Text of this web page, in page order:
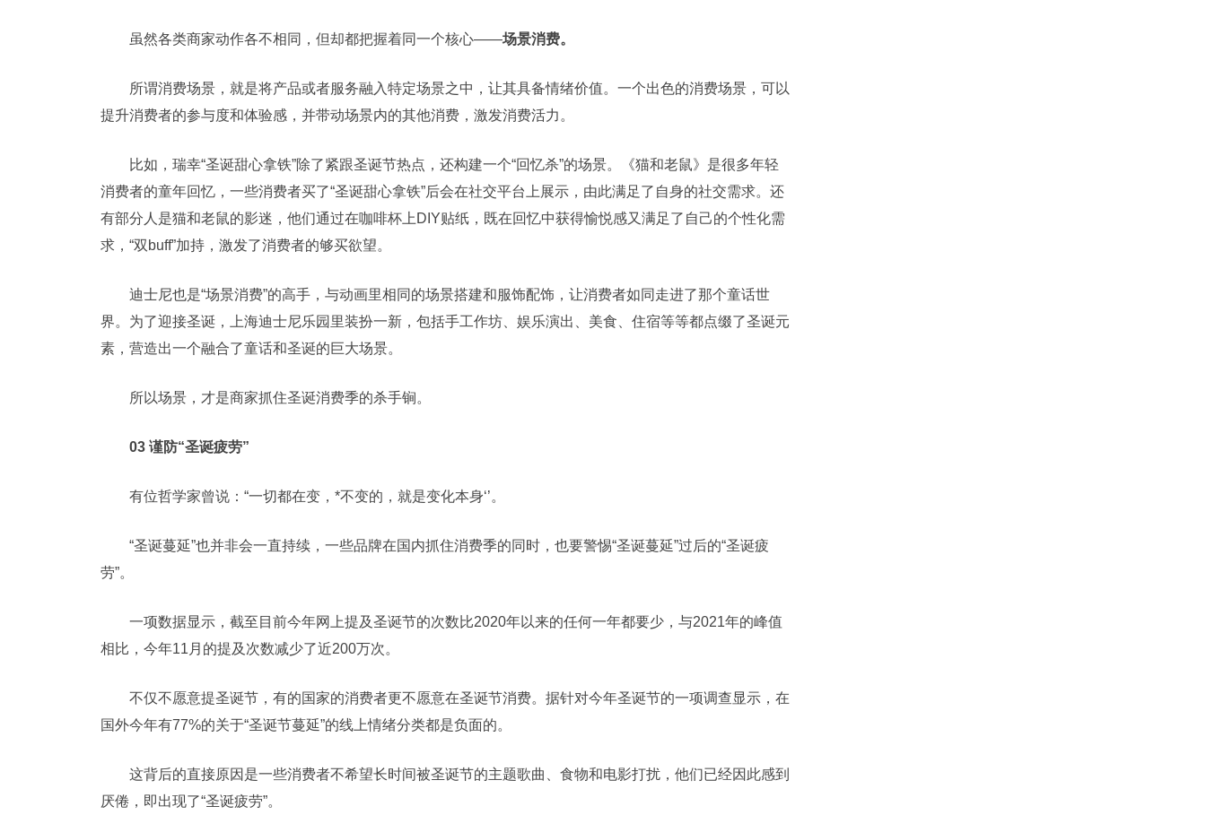
虽然各类商家动作各不相同，但却都把握着同一个核心——场景消费。
所谓消费场景，就是将产品或者服务融入特定场景之中，让其具备情绪价值。一个出色的消费场景，可以
提升消费者的参与度和体验感，并带动场景内的其他消费，激发消费活力。
比如，瑞幸“圣诞甜心拿铁”除了紧跟圣诞节热点，还构建一个“回忆杀”的场景。《猫和老鼠》是很多年轻
消费者的童年回忆，一些消费者买了“圣诞甜心拿铁”后会在社交平台上展示，由此满足了自身的社交需求。还
有部分人是猫和老鼠的影迷，他们通过在咖啡杯上DIY贴纸，既在回忆中获得愉悦感又满足了自己的个性化需
求，“双buff”加持，激发了消费者的够买欲望。
迪士尼也是“场景消费”的高手，与动画里相同的场景搭建和服饰配饰，让消费者如同走进了那个童话世
界。为了迎接圣诞，上海迪士尼乐园里装扮一新，包括手工作坊、娱乐演出、美食、住宿等等都点缀了圣诞元
素，营造出一个融合了童话和圣诞的巨大场景。
所以场景，才是商家抓住圣诞消费季的杀手锏。
03 谨防“圣诞疲劳”
有位哲学家曾说：“一切都在变，*不变的，就是变化本身‘’。
“圣诞蔓延”也并非会一直持续，一些品牌在国内抓住消费季的同时，也要警惕“圣诞蔓延”过后的“圣诞疲
劳”。
一项数据显示，截至目前今年网上提及圣诞节的次数比2020年以来的任何一年都要少，与2021年的峰值
相比，今年11月的提及次数减少了近200万次。
不仅不愿意提圣诞节，有的国家的消费者更不愿意在圣诞节消费。据针对今年圣诞节的一项调查显示，在
国外今年有77%的关于“圣诞节蔓延”的线上情绪分类都是负面的。
这背后的直接原因是一些消费者不希望长时间被圣诞节的主题歌曲、食物和电影打扰，他们已经因此感到
厌倦，即出现了“圣诞疲劳”。